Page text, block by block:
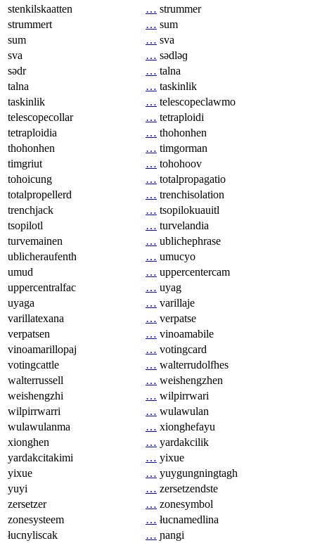
stenkilskaatten
… strummer
strummert
… sum
sum
… sva
sva
… sədləɡ
sədr
… talna
talna
… taskinlik
taskinlik
… telescopeclawmo
telescopecollar
… tetraploidi
tetraploidia
… thohonhen
thohonhen
… timgorman
timgriut
… tohohoov
tohoicung
… totalpropagatio
totalpropellerd
… trenchisolation
trenchjack
… tsopilokuauitl
tsopilotl
… turvelandia
turvemainen
… ublichephrase
ublicheraufenth
… umucyo
umud
… uppercentercam
uppercentralfac
… uyag
uyaga
… varillaje
varillatexana
… verpatse
verpatsen
… vinoamabile
vinoamarillopaj
… votingcard
votingcattle
… walterrudolfhes
walterrussell
… weishengzhen
weishengzhi
… wilpirrwari
wilpirrwarri
… wulawulan
wulawulanma
… xionghefayu
xionghen
… yardakcilik
yardakcitakimi
… yixue
yixue
… yuygungningtagh
yuyi
… zersetzendste
zersetzer
… zonesymbol
zonesysteem
… łucnamedlina
łucnyliscak
… ɲangi